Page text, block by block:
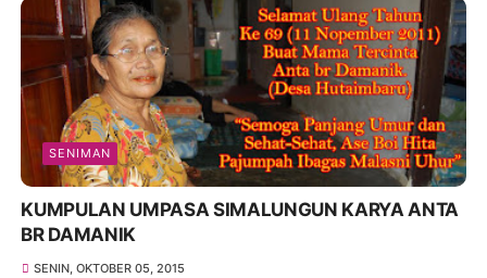
SENIMAN
KUMPULAN UMPASA SIMALUNGUN KARYA ANTA
BR DAMANIK
SENIN, OKTOBER 05, 2015